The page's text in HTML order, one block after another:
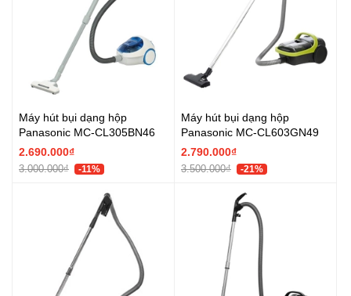
Máy hút bụi dạng hộp
Panasonic MC-CL305BN46
2.690.000₫
3.000.000₫ -11%
Máy hút bụi dạng hộp
Panasonic MC-CL603GN49
2.790.000₫
3.500.000₫ -21%